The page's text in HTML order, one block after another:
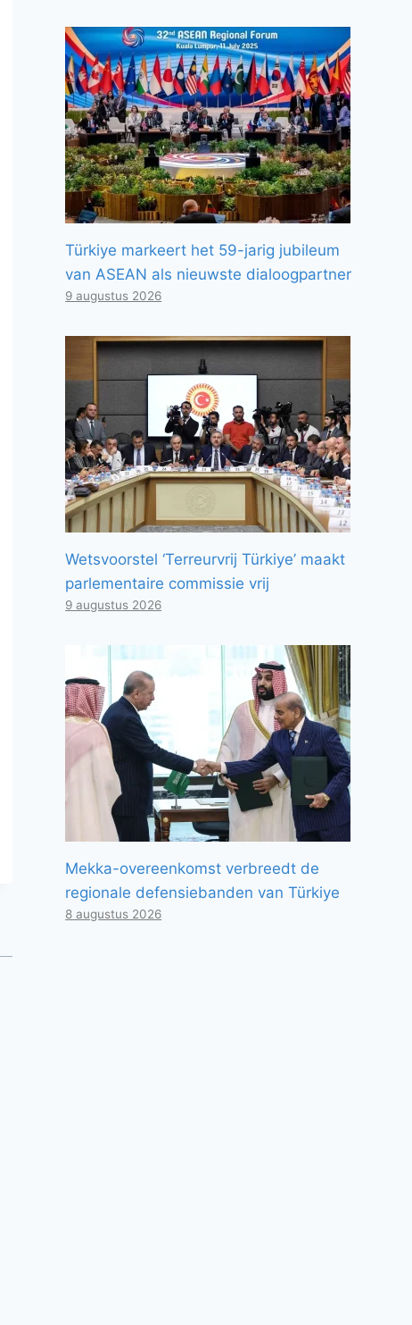
Türkiye markeert het 59-jarig jubileum
van ASEAN als nieuwste dialoogpartner
9 augustus 2026
Wetsvoorstel ‘Terreurvrij Türkiye’ maakt
parlementaire commissie vrij
9 augustus 2026
Mekka-overeenkomst verbreedt de
regionale defensiebanden van Türkiye
8 augustus 2026